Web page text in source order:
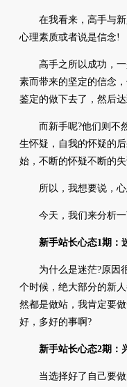
在我看来，高手与新
心理素质或者说是信念!
高手之所以成功，一
素而带来的坚定的信念
鉴定的做下去了，然后
而新手呢?他们则不然
生怀疑，自我的怀疑的
始，不断的怀疑不断的
所以，我想要说，心
今天，我们来分析一
新手站长心态1期：
为什么是迷茫?原因很
个时候，绝大部分的新
然都是做站，我肯定要
好，多好的事啊?
新手站长心态2期：
当选择好了自己要做